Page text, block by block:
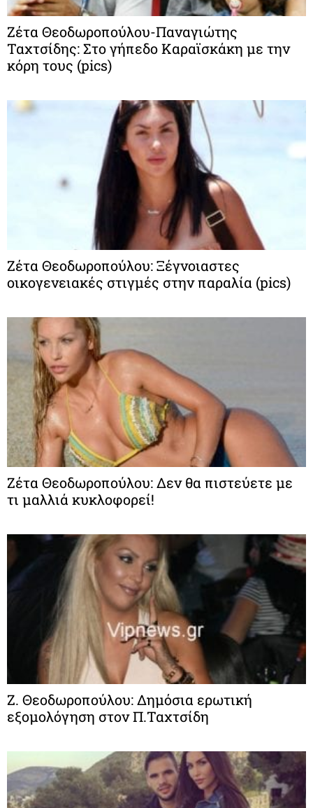
Ζέτα Θεοδωροπούλου-Παναγιώτης
Ταχτσίδης: Στο γήπεδο Καραϊσκάκη με την
κόρη τους (pics)
Ζέτα Θεοδωροπούλου: Ξέγνοιαστες
οικογενειακές στιγμές στην παραλία (pics)
Ζέτα Θεοδωροπούλου: Δεν θα πιστεύετε με
τι μαλλιά κυκλοφορεί!
Ζ. Θεοδωροπούλου: Δημόσια ερωτική
εξομολόγηση στον Π.Ταχτσίδη